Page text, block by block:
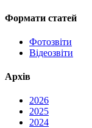
Формати статей
Фотозвіти
Відеозвіти
Архів
2026
2025
2024